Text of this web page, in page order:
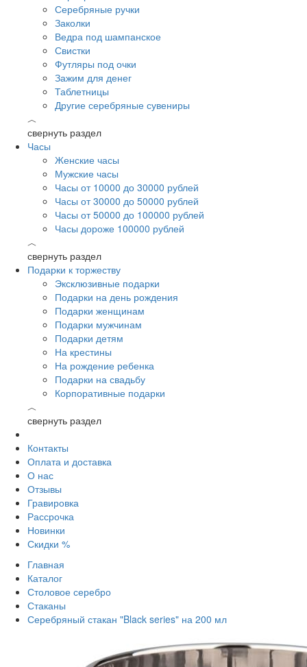
Серебряные ручки
Заколки
Ведра под шампанское
Свистки
Футляры под очки
Зажим для денег
Таблетницы
Другие серебряные сувениры
︿
свернуть раздел
Часы
Женские часы
Мужские часы
Часы от 10000 до 30000 рублей
Часы от 30000 до 50000 рублей
Часы от 50000 до 100000 рублей
Часы дороже 100000 рублей
︿
свернуть раздел
Подарки к торжеству
Эксклюзивные подарки
Подарки на день рождения
Подарки женщинам
Подарки мужчинам
Подарки детям
На крестины
На рождение ребенка
Подарки на свадьбу
Корпоративные подарки
︿
свернуть раздел
Контакты
Оплата и доставка
О нас
Отзывы
Гравировка
Рассрочка
Новинки
Скидки %
Главная
Каталог
Столовое серебро
Стаканы
Серебряный стакан "Black series" на 200 мл